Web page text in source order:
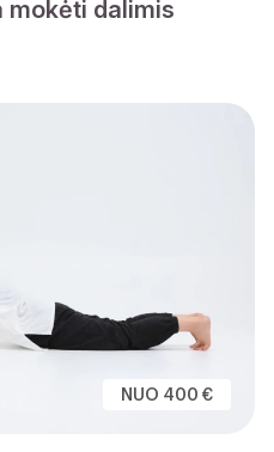
mokėti dalimis
NUO 400 €